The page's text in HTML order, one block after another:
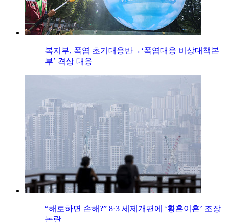
복지부, 폭염 초기대응반→‘폭염대응 비상대책본
부’ 격상 대응
“해로하면 손해?” 8·3 세제개편에 ‘황혼이혼’ 조장
논란